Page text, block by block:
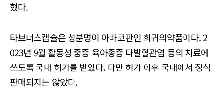
혔다.
타브너스캡슐은 성분명이 아바코판인 희귀의약품이다. 2
023년 9월 활동성 중증 육아종증 다발혈관염 등의 치료에
쓰도록 국내 허가를 받았다. 다만 허가 이후 국내에서 정식
판매되지는 않았다.